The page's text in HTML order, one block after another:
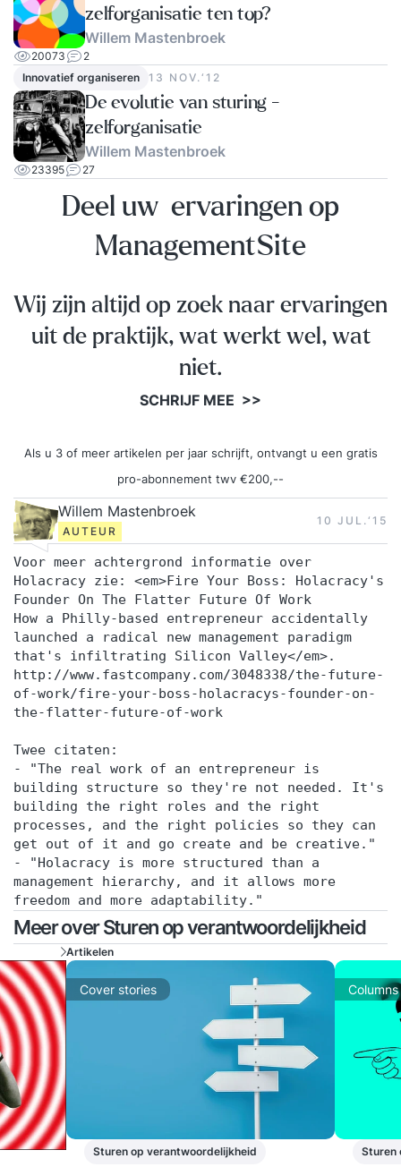
zelforganisatie ten top?
Willem Mastenbroek
20073
2
Innovatief organiseren
13 NOV.‘12
De evolutie van sturing -
zelforganisatie
Willem Mastenbroek
23395 27
Deel uw ervaringen op
ManagementSite
Wij zijn altijd op zoek naar ervaringen
uit de praktijk, wat werkt wel, wat
niet.
SCHRIJF MEE >>
Als u 3 of meer artikelen per jaar schrijft, ontvangt u een gratis
pro-abonnement twv €200,--
Willem Mastenbroek
AUTEUR
10 JUL.‘15
Voor meer achtergrond informatie over
Holacracy zie: <em>Fire Your Boss: Holacracy's
Founder On The Flatter Future Of Work
How a Philly-based entrepreneur accidentally
launched a radical new management paradigm
that's infiltrating Silicon Valley</em>.
http://www.fastcompany.com/3048338/the-future-
of-work/fire-your-boss-holacracys-founder-on-
the-flatter-future-of-work
Twee citaten:
- "The real work of an entrepreneur is
building structure so they're not needed. It's
building the right roles and the right
processes, and the right policies so they can
get out of it and go create and be creative."
- "Holacracy is more structured than a
management hierarchy, and it allows more
freedom and more adaptability."
Meer over Sturen op verantwoordelijkheid
Artikelen
Cover stories
Sturen op verantwoordelijkheid
Columns
Sturen